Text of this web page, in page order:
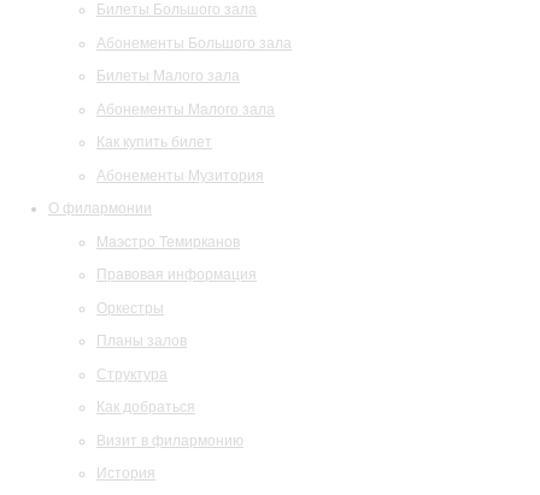
Билеты Большого зала
Абонементы Большого зала
Билеты Малого зала
Абонементы Малого зала
Как купить билет
Абонементы Музитория
О филармонии
Маэстро Темирканов
Правовая информация
Оркестры
Планы залов
Структура
Как добраться
Визит в филармонию
История